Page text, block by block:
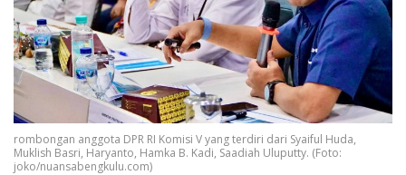
rombongan anggota DPR RI Komisi V yang terdiri dari Syaiful Huda,
Muklish Basri, Haryanto, Hamka B. Kadi, Saadiah Uluputty. (Foto:
joko/nuansabengkulu.com)